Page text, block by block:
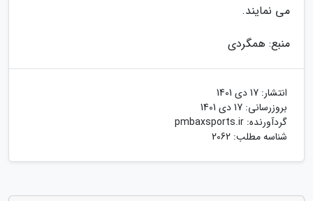
می نمایند.
منبع: همگردی
انتشار: 17 دی 1401
بروزرسانی: 17 دی 1401
گردآورنده: pmbaxsports.ir
شناسه مطلب: 2062